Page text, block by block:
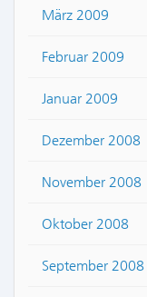
März 2009
Februar 2009
Januar 2009
Dezember 2008
November 2008
Oktober 2008
September 2008